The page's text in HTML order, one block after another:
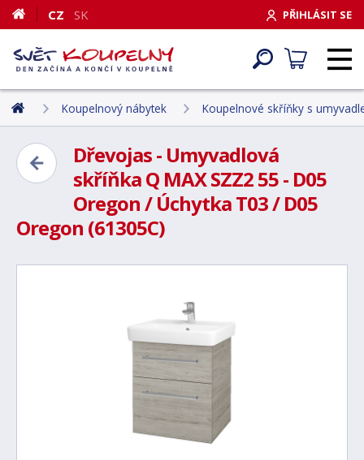
PŘIHLÁSIT SE
CZ SK
Koupelnový nábytek Koupelnové skříňky s
Dřevojas - Umyvadlová
skříňka Q MAX SZZ2 55 - D05
Oregon / Úchytka T03 / D05
Oregon (61305C)